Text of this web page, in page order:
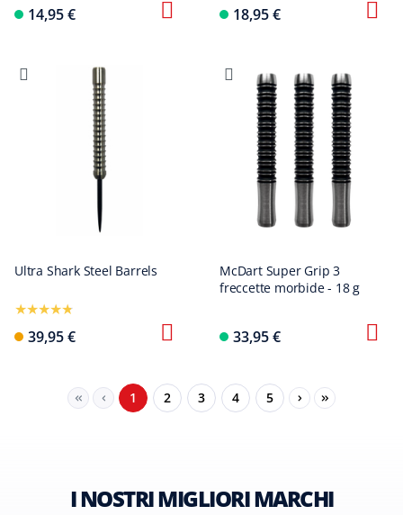
14,95 € 18,95 €
Ultra Shark Steel Barrels
39,95 €
McDart Super Grip 3
freccette morbide - 18 g
33,95 €
Seite
1 Seite
2 Seite
3 Seite
4 Seite
5
I NOSTRI MIGLIORI MARCHI